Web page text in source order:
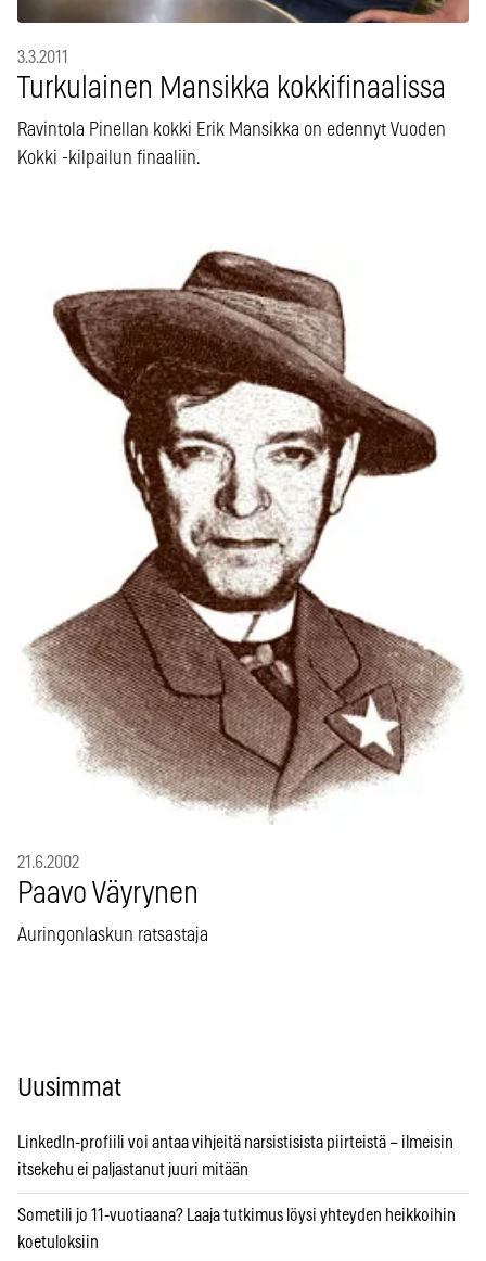
3.3.2011
Turkulainen Mansikka kokkifinaalissa
Ravintola Pinellan kokki Erik Mansikka on edennyt Vuoden
Kokki -kilpailun finaaliin.
21.6.2002
Paavo Väyrynen
Auringonlaskun ratsastaja
Uusimmat
LinkedIn-profiili voi antaa vihjeitä narsistisista piirteistä – ilmeisin
itsekehu ei paljastanut juuri mitään
Sometili jo 11-vuotiaana? Laaja tutkimus löysi yhteyden heikkoihin
koetuloksiin